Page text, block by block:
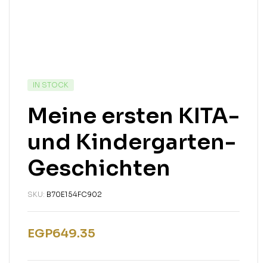
IN STOCK
Meine ersten KITA-
und Kindergarten-
Geschichten
SKU: B70E154FC902
EGP649.35